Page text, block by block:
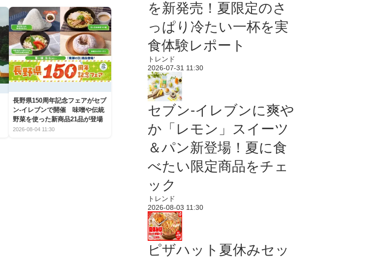
長野県150周年記念フェアがセブ
ン-イレブンで開催 味噌や伝統
野菜を使った新商品21品が登場
2026-08-04 11:30
を新発売！夏限定のさ
っぱり冷たい一杯を実
食体験レポート
トレンド
2026-07-31 11:30
セブン‐イレブンに爽や
か「レモン」スイーツ
＆パン新登場！夏に食
べたい限定商品をチェ
ック
トレンド
2026-08-03 11:30
ピザハット夏休みセッ